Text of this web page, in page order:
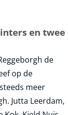
en twee
de
op de
meer
Jutta Leerdam,